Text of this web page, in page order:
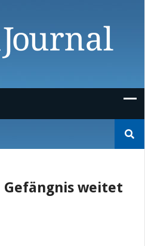
nach:
weitet